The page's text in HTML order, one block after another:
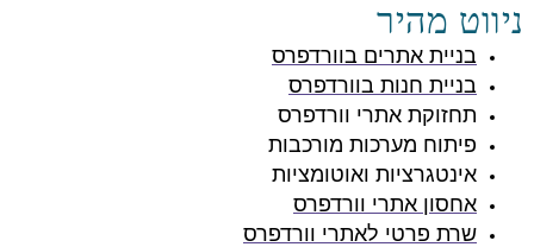
ניווט מהיר
בניית אתרים בוורדפרס
בניית חנות בוורדפרס
תחזוקת אתרי וורדפרס
פיתוח מערכות מורכבות
אינטגרציות ואוטומציות
אחסון אתרי וורדפרס
שרת פרטי לאתרי וורדפרס